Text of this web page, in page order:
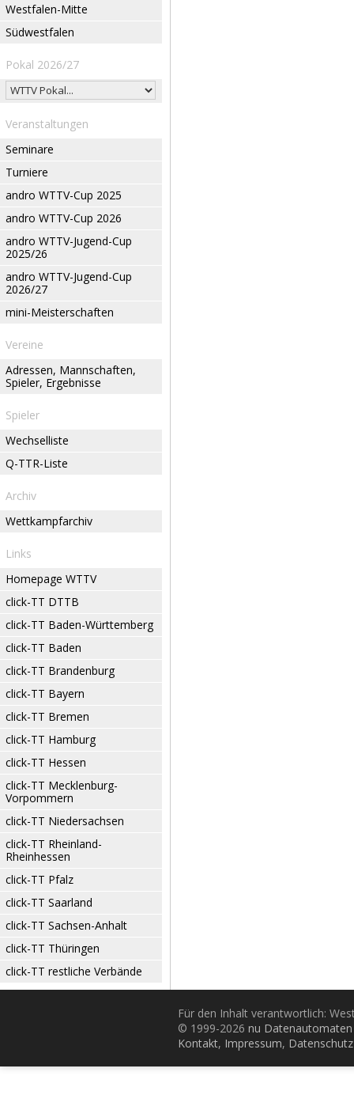
Westfalen-Mitte
Südwestfalen
Pokal 2026/27
Veranstaltungen
Seminare
Turniere
andro WTTV-Cup 2025
andro WTTV-Cup 2026
andro WTTV-Jugend-Cup
2025/26
andro WTTV-Jugend-Cup
2026/27
mini-Meisterschaften
Vereine
Adressen, Mannschaften,
Spieler, Ergebnisse
Spieler
Wechselliste
Q-TTR-Liste
Archiv
Wettkampfarchiv
Links
Homepage WTTV
click-TT DTTB
click-TT Baden-Württemberg
click-TT Baden
click-TT Brandenburg
click-TT Bayern
click-TT Bremen
click-TT Hamburg
click-TT Hessen
click-TT Mecklenburg-
Vorpommern
click-TT Niedersachsen
click-TT Rheinland-
Rheinhessen
click-TT Pfalz
click-TT Saarland
click-TT Sachsen-Anhalt
click-TT Thüringen
click-TT restliche Verbände
Für den Inhalt verantwortlich:
© 1999-2026 nu
Kontakt, Impressum, Datenschutz